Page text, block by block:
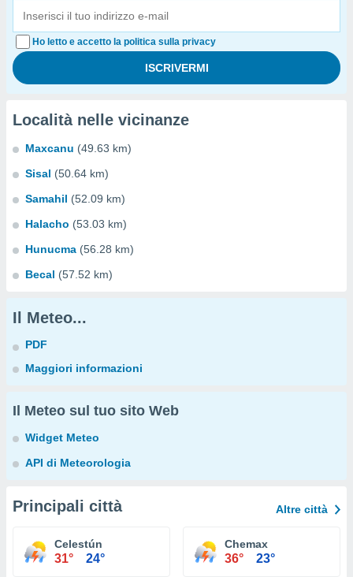
Ho letto e accetto la politica sulla privacy
Località nelle vicinanze
Maxcanu (49.63 km)
Sisal (50.64 km)
Samahil (52.09 km)
Halacho (53.03 km)
Hunucma (56.28 km)
Becal (57.52 km)
Il Meteo...
PDF
Maggiori informazioni
Il Meteo sul tuo sito Web
Widget Meteo
API di Meteorologia
Principali città Altre città
Celestún
31° 24°
Chemax
36° 23°